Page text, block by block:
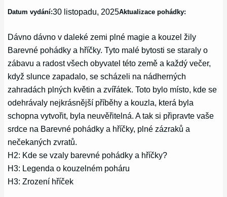
Datum vydání:30 listopadu, 2025Aktualizace pohádky:
Dávno dávno v daleké zemi plné magie a kouzel žily
Barevné pohádky a hříčky. Tyto malé bytosti se staraly o
zábavu a radost všech obyvatel této země a každý večer,
když slunce zapadalo, se scházeli na nádherných
zahradách plných květin a zvířátek. Toto bylo místo, kde se
odehrávaly nejkrásnější příběhy a kouzla, která byla
schopna vytvořit, byla neuvěřitelná. A tak si připravte vaše
srdce na Barevné pohádky a hříčky, plné zázraků a
nečekaných zvratů.
H2: Kde se vzaly barevné pohádky a hříčky?
H3: Legenda o kouzelném poháru
H3: Zrození hříček